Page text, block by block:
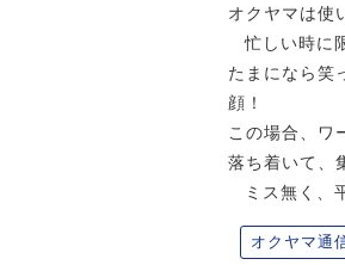
オクヤマは使
忙しい時に
たまになら笑
顔！
この場合、ワ
落ち着いて、
ミス無く、
オクヤマ通